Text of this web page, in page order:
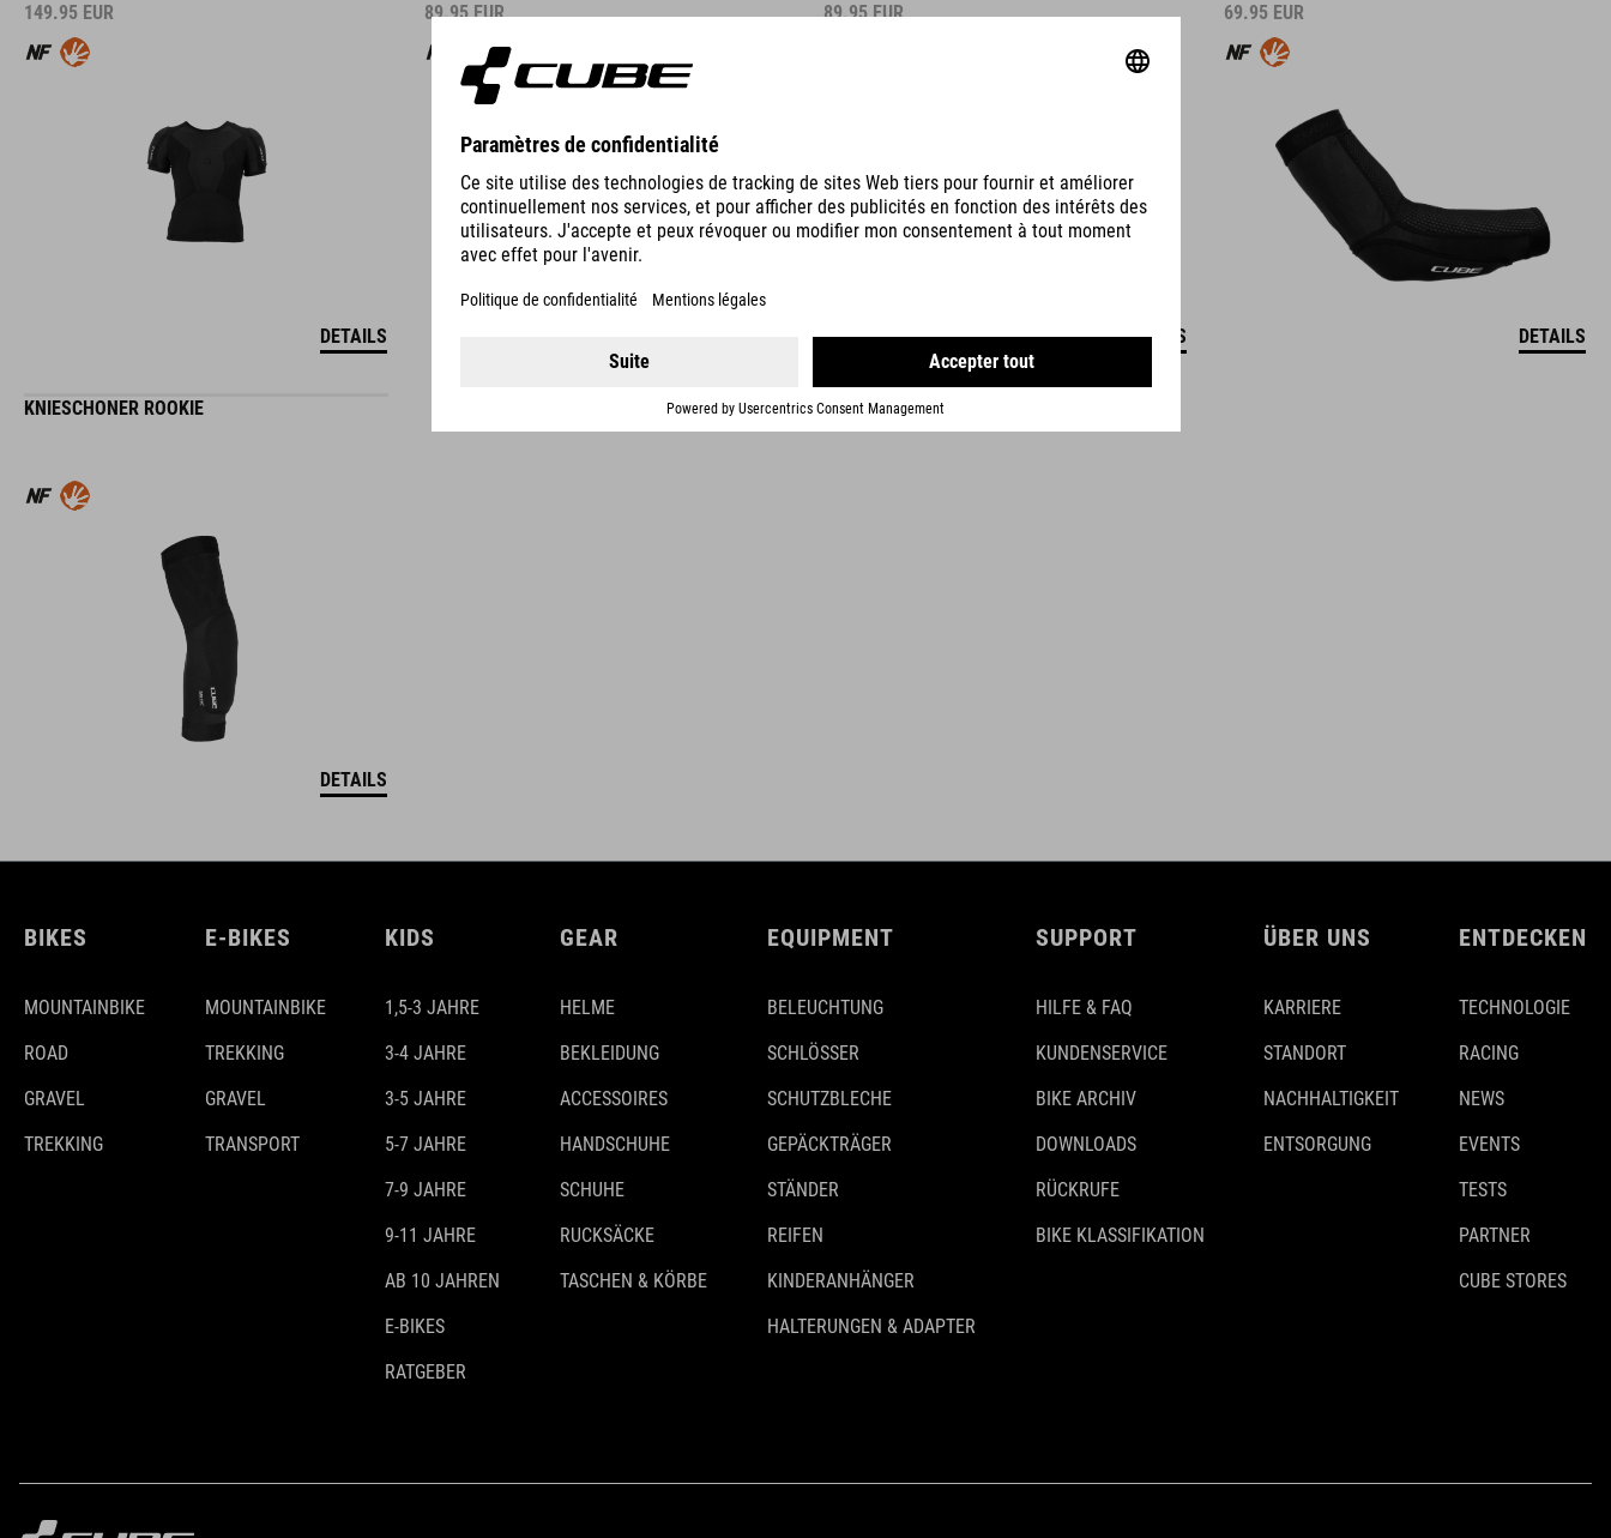
149.95 EUR
DETAILS
89.95EUR 89.95EUR
DETAILS
69.95 EUR
DETAILS
KNIESCHONER ROOKIE
DETAILS
BIKES
MOUNTAINBIKE
ROAD
GRAVEL
TREKKING
E-BIKES
MOUNTAINBIKE
TREKKING
GRAVEL
TRANSPORT
KIDS
1,5-3 JAHRE
3-4 JAHRE
3-5 JAHRE
5-7 JAHRE
7-9 JAHRE
9-11 JAHRE
AB 10 JAHREN
E-BIKES
RATGEBER
GEAR
HELME
BEKLEIDUNG
ACCESSOIRES
HANDSCHUHE
SCHUHE
RUCKSÄCKE
TASCHEN & KÖRBE
EQUIPMENT
BELEUCHTUNG
SCHLÖSSER
SCHUTZBLECHE
GEPÄCKTRÄGER
STÄNDER
REIFEN
KINDERANHÄNGER
HALTERUNGEN & ADAPTER
SUPPORT
HILFE & FAQ
KUNDENSERVICE
BIKE ARCHIV
DOWNLOADS
RÜCKRUFE
BIKE KLASSIFIKATION
ÜBER UNS
KARRIERE
STANDORT
NACHHALTIGKEIT
ENTSORGUNG
ENTDECKEN
TECHNOLOGIE
RACING
NEWS
EVENTS
TESTS
PARTNER
CUBE STORES